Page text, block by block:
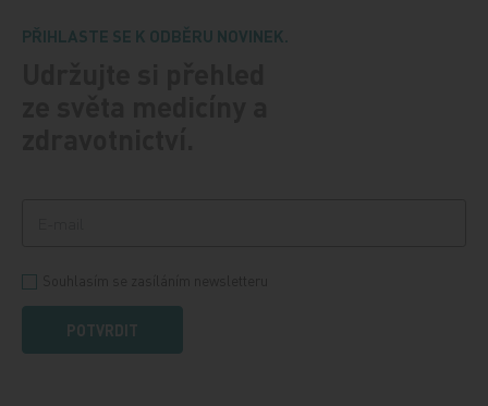
PŘIHLASTE SE K ODBĚRU NOVINEK.
POTVRDIT